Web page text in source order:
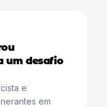
um desafio
e
em